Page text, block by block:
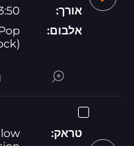
אורך:
אלבום:
טראק: